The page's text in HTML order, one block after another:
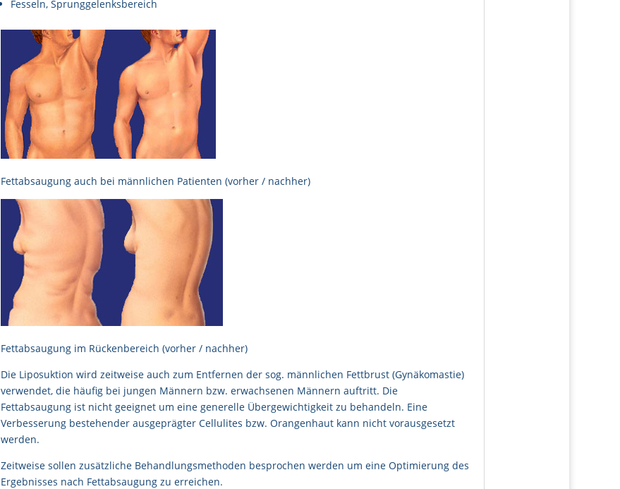
Fesseln, Sprunggelenksbereich
Fettabsaugung auch bei männlichen Patienten (vorher / nachher)
Fettabsaugung im Rückenbereich (vorher / nachher)
Die Liposuktion wird zeitweise auch zum Entfernen der sog. männlichen Fettbrust (Gynäkomastie)
verwendet, die häufig bei jungen Männern bzw. erwachsenen Männern auftritt. Die
Fettabsaugung ist nicht geeignet um eine generelle Übergewichtigkeit zu behandeln. Eine
Verbesserung bestehender ausgeprägter Cellulites bzw. Orangenhaut kann nicht vorausgesetzt
werden.
Zeitweise sollen zusätzliche Behandlungsmethoden besprochen werden um eine Optimierung des
Ergebnisses nach Fettabsaugung zu erreichen.